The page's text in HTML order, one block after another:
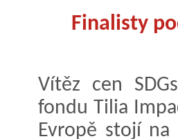
Finalisty
Vítěz cen
fondu Tilia
Evropě stojí